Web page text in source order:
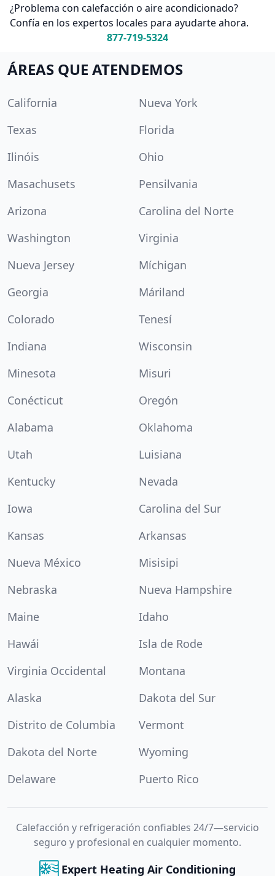
¿Problema con calefacción o aire acondicionado?
Confía en los expertos locales para ayudarte ahora.
877-719-5324
ÁREAS QUE ATENDEMOS
California
Nueva York
Texas
Florida
Ilinóis
Ohio
Masachusets
Pensilvania
Arizona
Carolina del Norte
Washington
Virginia
Nueva Jersey
Míchigan
Georgia
Máriland
Colorado
Tenesí
Indiana
Wisconsin
Minesota
Misuri
Conécticut
Oregón
Alabama
Oklahoma
Utah
Luisiana
Kentucky
Nevada
Iowa
Carolina del Sur
Kansas
Arkansas
Nueva México
Misisipi
Nebraska
Nueva Hampshire
Maine
Idaho
Hawái
Isla de Rode
Virginia Occidental
Montana
Alaska
Dakota del Sur
Distrito de Columbia
Vermont
Dakota del Norte
Wyoming
Delaware
Puerto Rico
Calefacción y refrigeración confiables 24/7—servicio
seguro y profesional en cualquier momento.
Expert Heating Air Conditioning